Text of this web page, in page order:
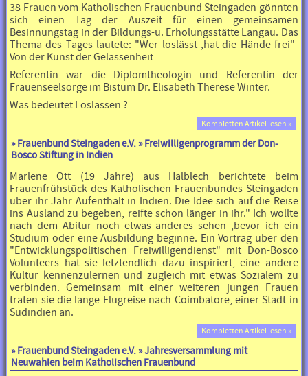
38 Frauen vom Katholischen Frauenbund Steingaden gönnten
sich einen Tag der Auszeit für einen gemeinsamen
Besinnungstag in der Bildungs-u. Erholungsstätte Langau. Das
Thema des Tages lautete: "Wer loslässt ,hat die Hände frei"-
Von der Kunst der Gelassenheit
Referentin war die Diplomtheologin und Referentin der
Frauenseelsorge im Bistum Dr. Elisabeth Therese Winter.
Was bedeutet Loslassen ?
Kompletten Artikel lesen »
»Frauenbund Steingaden e.V. » Freiwilligenprogramm der Don-
Bosco Stiftung in Indien
Marlene Ott (19 Jahre) aus Halblech berichtete beim
Frauenfrühstück des Katholischen Frauenbundes Steingaden
über ihr Jahr Aufenthalt in Indien. Die Idee sich auf die Reise
ins Ausland zu begeben, reifte schon länger in ihr." Ich wollte
nach dem Abitur noch etwas anderes sehen ,bevor ich ein
Studium oder eine Ausbildung beginne. Ein Vortrag über den
"Entwicklungspolitischen Freiwilligendienst" mit Don-Bosco
Volunteers hat sie letztendlich dazu inspiriert, eine andere
Kultur kennenzulernen und zugleich mit etwas Sozialem zu
verbinden. Gemeinsam mit einer weiteren jungen Frauen
traten sie die lange Flugreise nach Coimbatore, einer Stadt in
Südindien an.
Kompletten Artikel lesen »
»Frauenbund Steingaden e.V. » Jahresversammlung mit
Neuwahlen beim Katholischen Frauenbund